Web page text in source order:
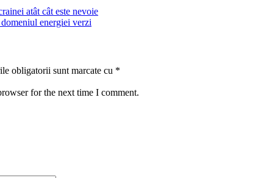
atât cât este nevoie
energiei verzi
obligatorii sunt marcate cu *
for the next time I comment.